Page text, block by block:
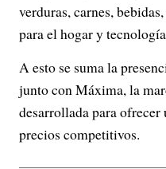
verduras, carnes,
para el hogar y
A esto se suma la
junto con Máxima, la
desarrollada para
precios competitivos.